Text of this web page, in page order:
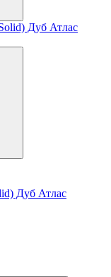
Дуб Атлас